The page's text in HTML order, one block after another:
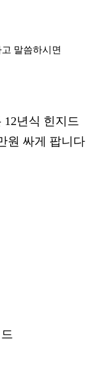
말씀하시면
년식 힌지드
원 싸게 팝니다